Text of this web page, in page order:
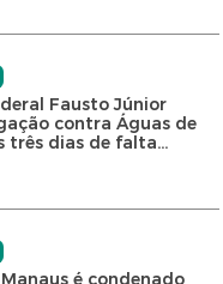
Fausto Júnior
contra Águas de
três dias de falta...
é condenado